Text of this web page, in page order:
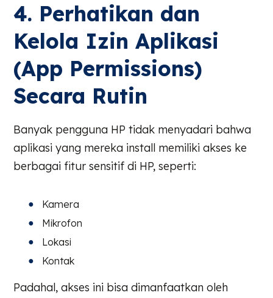
4. Perhatikan dan
Kelola Izin Aplikasi
(App Permissions)
Secara Rutin
Banyak pengguna HP tidak menyadari bahwa
aplikasi yang mereka install memiliki akses ke
berbagai fitur sensitif di HP, seperti:
Kamera
Mikrofon
Lokasi
Kontak
Padahal, akses ini bisa dimanfaatkan oleh